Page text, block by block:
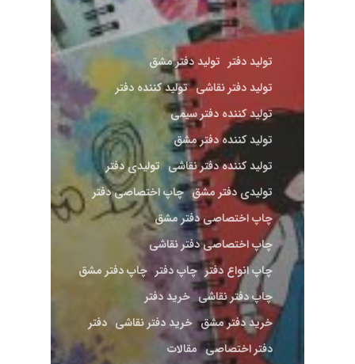
تولید دفتر تولید دفتر مشق
تولید دفتر نقاشی تولید کننده دفتر
تولید کننده دفتر سیمی
تولید کننده دفتر مشق
تولید کننده دفتر نقاشی تولیدی دفتر
تولیدی دفتر مشق چاپ اختصاصی دفتر
چاپ اختصاصی دفتر مشق
چاپ اختصاصی دفتر نقاشی
چاپ انواع دفتر چاپ دفتر چاپ دفتر مشق
چاپ دفتر نقاشی خرید دفتر
خرید دفتر مشق خرید دفتر نقاشی دفتر
دفتر اختصاصی مقالات